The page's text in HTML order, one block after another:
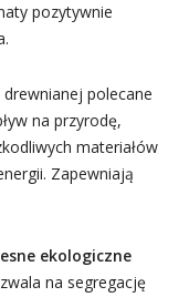
pozytywnie
polecane
na przyrodę,
materiałów
Zapewniają
ekologiczne
na segregację